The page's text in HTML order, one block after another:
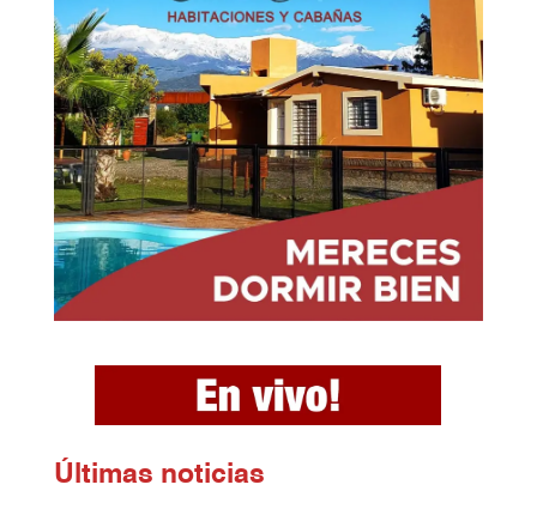
Ú ltimas noticias